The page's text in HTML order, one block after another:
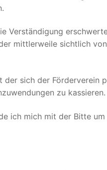
Verständigung
mittlerweile sichtlich
sich der Förderverein
zu kassieren.
ich mich mit der Bitte